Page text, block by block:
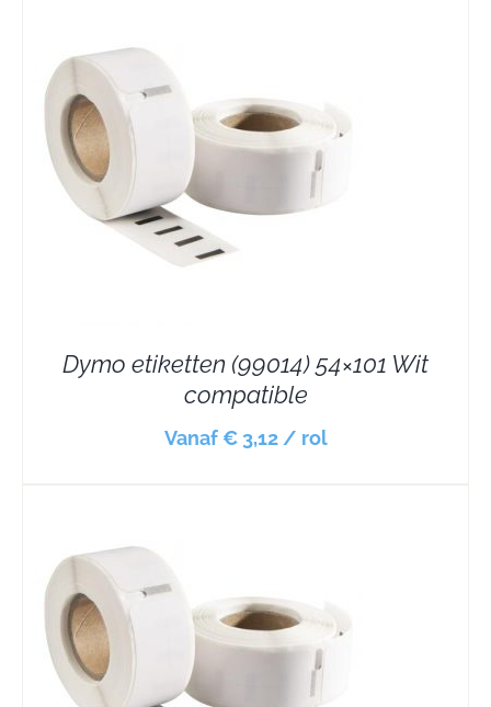
Dymo etiketten (99014) 54×101 Wit
compatible
Vanaf € 3,12 / rol